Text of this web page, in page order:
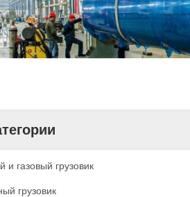
и газовый грузовик
грузовик